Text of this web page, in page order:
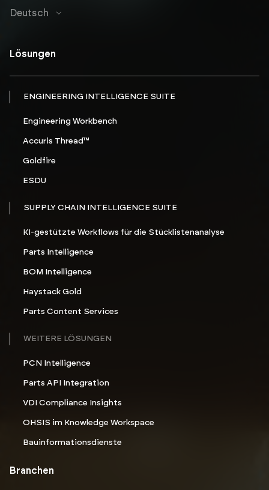
Lösungen
ENGINEERING INTELLIGENCE SUITE
Accuris Thread™
Goldfire
ESDU
Parts Intelligence
BOM Intelligence
Haystack Gold
Parts Content Services
WEITERE LÖSUNGEN
Parts API Integration
VDI Compliance Insights
OHSIS im Knowledge Workspace
Bauinformationsdienste
Luftfahrt und Rüstung